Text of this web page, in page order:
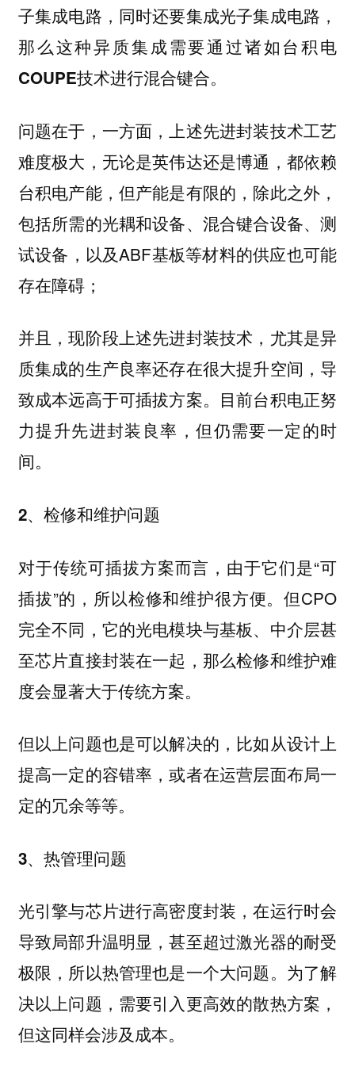
子集成电路，同时还要集成光子集成电路，
那么这种异质集成需要通过诸如台积电
COUPE技术进行混合键合。
问题在于，一方面，上述先进封装技术工艺
难度极大，无论是英伟达还是博通，都依赖
台积电产能，但产能是有限的，除此之外，
包括所需的光耦和设备、混合键合设备、测
试设备，以及ABF基板等材料的供应也可能
存在障碍；
并且，现阶段上述先进封装技术，尤其是异
质集成的生产良率还存在很大提升空间，导
致成本远高于可插拔方案。目前台积电正努
力提升先进封装良率，但仍需要一定的时
间。
2、检修和维护问题
对于传统可插拔方案而言，由于它们是“可
插拔”的，所以检修和维护很方便。但CPO
完全不同，它的光电模块与基板、中介层甚
至芯片直接封装在一起，那么检修和维护难
度会显著大于传统方案。
但以上问题也是可以解决的，比如从设计上
提高一定的容错率，或者在运营层面布局一
定的冗余等等。
3、热管理问题
光引擎与芯片进行高密度封装，在运行时会
导致局部升温明显，甚至超过激光器的耐受
极限，所以热管理也是一个大问题。为了解
决以上问题，需要引入更高效的散热方案，
但这同样会涉及成本。